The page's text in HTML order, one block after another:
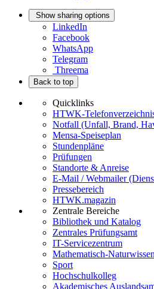
Show sharing options
LinkedIn
Facebook
WhatsApp
Telegram
Threema
Back to top
Quicklinks
HTWK-
Notfall (Unfall, Brand,
Mensa-Speiseplan
Stundenpläne
Prüfungen
Standorte & Anreise
E-Mail / Webmailer
Pressebereich
HTWK.magazin
Zentrale Bereiche
Bibliothek und Katalog
Zentrales Prüfungsamt
IT-Servicezentrum
Mathematisch-
Sport
Hochschulkolleg
Akademisches